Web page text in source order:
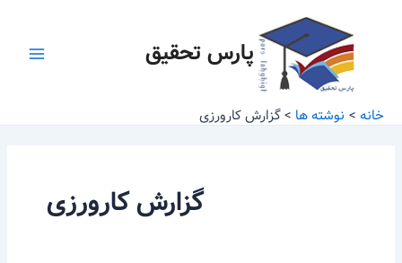
پارس تحقیق
خانه نوشته ها گزارش کارورزی
گزارش کارورزی